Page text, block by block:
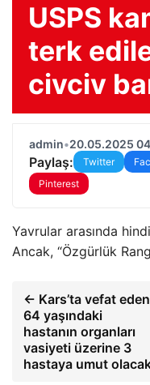
USPS
terk
civciv
admin•20.05.2025
Paylaş: Twitter
Pinterest
Yavrular arasında
Ancak, “Özgürlük
← Kars’ta vefat eden
64 yaşındaki
hastanın organları
vasiyeti üzerine 3
hastaya umut